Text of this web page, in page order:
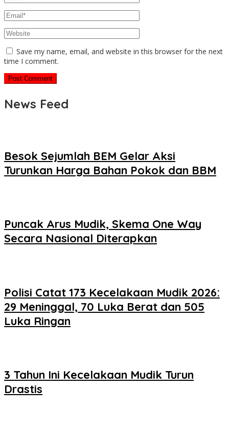
Save my name, email, and website in this browser for the next
time I comment.
News Feed
Besok Sejumlah BEM Gelar Aksi
Turunkan Harga Bahan Pokok dan BBM
Puncak Arus Mudik, Skema One Way
Secara Nasional Diterapkan
Polisi Catat 173 Kecelakaan Mudik 2026:
29 Meninggal, 70 Luka Berat dan 505
Luka Ringan
3 Tahun Ini Kecelakaan Mudik Turun
Drastis